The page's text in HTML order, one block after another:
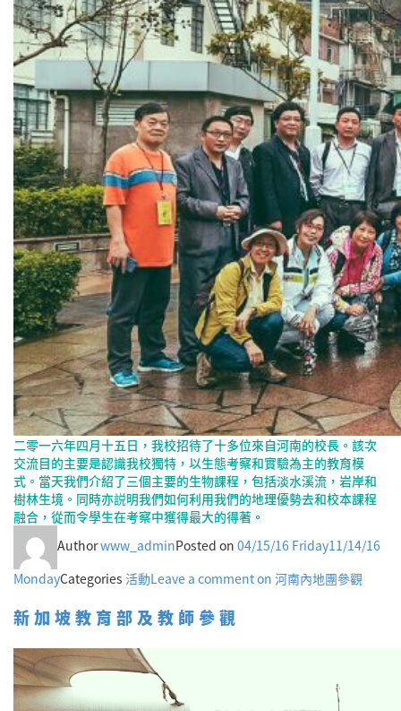
二零一六年四月十五日，我校招待了十多位來自河南的校長。該次
交流目的主要是認識我校獨特，以生態考察和實驗為主的教育模
式。當天我們介紹了三個主要的生物課程，包括淡水溪流，岩岸和
樹林生境。同時亦説明我們如何利用我們的地理優勢去和校本課程
融合，從而令學生在考察中獲得最大的得著。
Authorwww_adminPosted on 04/15/16 Friday11/14/16
MondayCategories 活動Leave a commenton 河南內地團參觀
新加坡教育部及教師參觀